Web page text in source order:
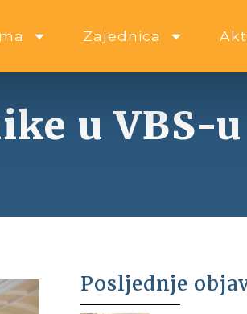
Zajednica
u VBS-u
Posljednje